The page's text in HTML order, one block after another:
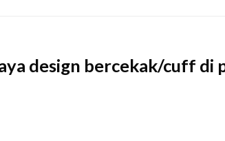
design bercekak/cuff di